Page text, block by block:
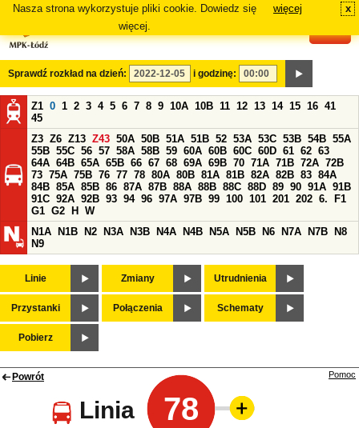
Nasza strona wykorzystuje pliki cookie. Dowiedz się
więcej.
więcej x
Sprawdź rozkład na dzień: i godzinę:
Z1 0 1 2 3 4 5 6 7 8 9 10A 10B 11 12 13 14 15 16 41
45
Z3 Z6 Z13 Z43 50A 50B 51A 51B 52 53A 53C 53B 54B 55A
55B 55C 56 57 58A 58B 59 60A 60B 60C 60D 61 62 63
64A 64B 65A 65B 66 67 68 69A 69B 70 71A 71B 72A 72B
73 75A 75B 76 77 78 80A 80B 81A 81B 82A 82B 83 84A
84B 85A 85B 86 87A 87B 88A 88B 88C 88D 89 90 91A 91B
91C 92A 92B 93 94 96 97A 97B 99 100 101 201 202 6.
F1
G1 G2 H
W
N1A
N1B N2 N3A N3B N4A N4B N5A N5B N6 N7A N7B
N8
N9
Linie Zmiany Utrudnienia
Przystanki Połączenia Schematy
Pobierz
Powrót
Linia 78
Pomoc